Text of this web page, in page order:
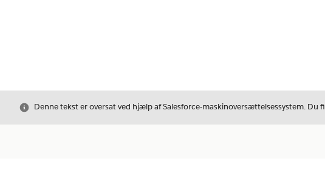
LukDenne tekst er oversat ved hjælp af Salesforce-maskinoversættelsessystem. Du